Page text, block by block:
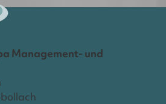
Management- und